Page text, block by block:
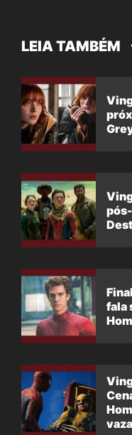
LEIA TAMBÉM
fala